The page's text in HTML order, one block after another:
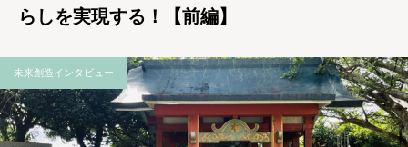
らしを実現する！【前編】
未来創造インタビュー